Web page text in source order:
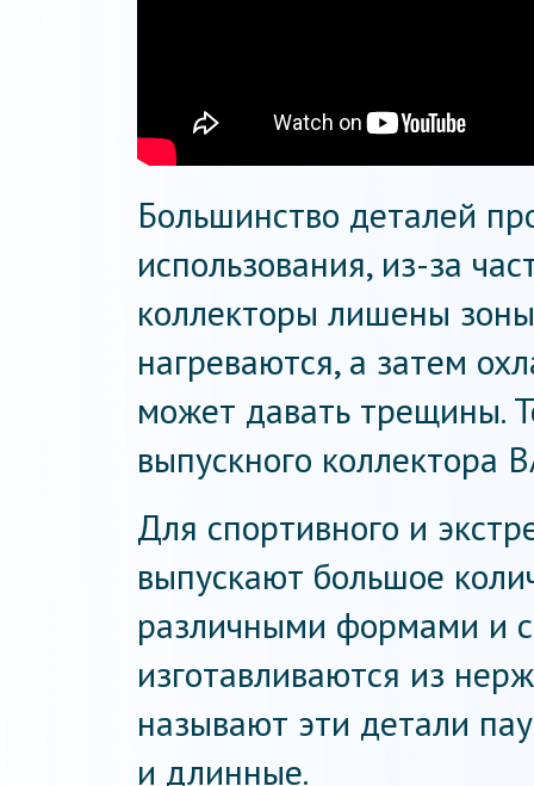
Большинство деталей
использования, из-за
коллекторы лишены
нагреваются, а затем
может давать трещины.
выпускного коллектора
Для спортивного и
выпускают большое
различными формами и
изготавливаются из
называют эти детали
и длинные.